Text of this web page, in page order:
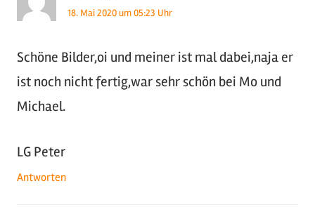
18. Mai 2020 um 05:23 Uhr
Schöne Bilder,oi und meiner ist mal dabei,naja er
ist noch nicht fertig,war sehr schön bei Mo und
Michael.
LG Peter
Antworten